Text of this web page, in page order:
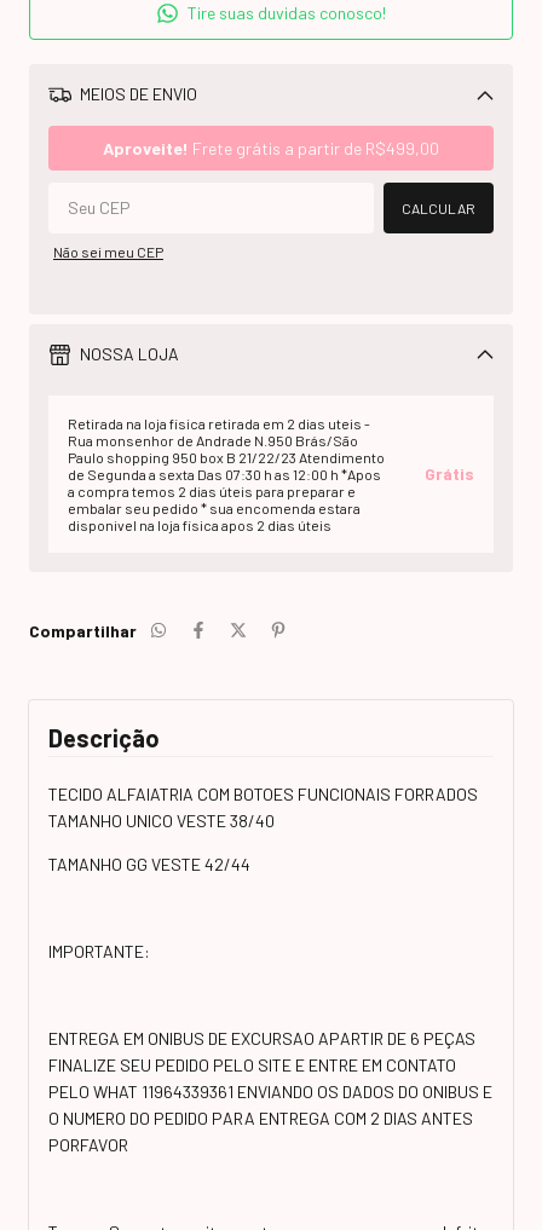
Tire suas duvidas conosco!
MEIOS DE ENVIO
Aproveite! Frete grátis a partir de R$499,00
CALCULAR
Não sei meu CEP
NOSSA LOJA
Retirada na loja fisica retirada em 2 dias uteis -
Rua monsenhor de Andrade N.950 Brás/São
Paulo shopping 950 box B 21/22/23 Atendimento
de Segunda a sexta Das 07:30 h as 12:00 h *Apos
a compra temos 2 dias úteis para preparar e
embalar seu pedido * sua encomenda estara
disponivel na loja fisica apos 2 dias úteis
Grátis
Compartilhar
Descrição
TECIDO ALFAIATRIA COM BOTOES FUNCIONAIS FORRADOS
TAMANHO UNICO VESTE 38/40
TAMANHO GG VESTE 42/44
IMPORTANTE:
ENTREGA EM ONIBUS DE EXCURSAO APARTIR DE 6 PEÇAS
FINALIZE SEU PEDIDO PELO SITE E ENTRE EM CONTATO
PELO WHAT 11964339361 ENVIANDO OS DADOS DO ONIBUS E
O NUMERO DO PEDIDO PARA ENTREGA COM 2 DIAS ANTES
PORFAVOR